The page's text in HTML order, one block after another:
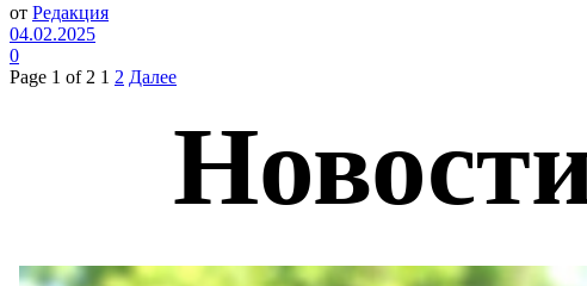
от Редакция
04.02.2025
0
Page 1 of 2 1 2 Далее